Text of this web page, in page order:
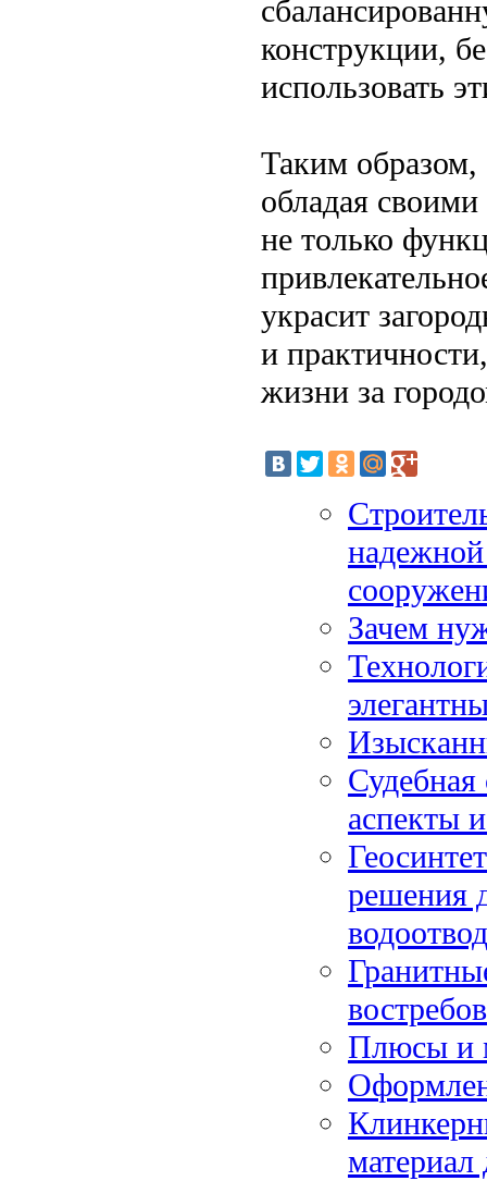
конструкции,
использовать
Таким образом,
обладая
не только
украсит
и
жизни за
надежной
Зачем
Судебная
аспекты
решения
Плюсы и
материал